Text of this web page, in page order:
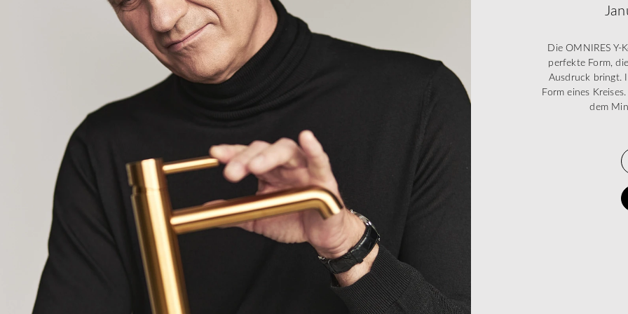
Die OMNIRES
perfekte Form,
Ausdruck bringt.
Form eines
dem